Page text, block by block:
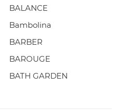
BALANCE
Bambolina
BARBER
BAROUGE
BATH GARDEN